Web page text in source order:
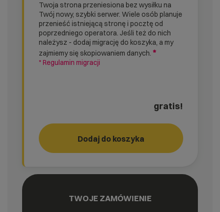
Twoja strona przeniesiona bez wysiłku na
Twój nowy, szybki serwer. Wiele osób planuje
przenieść istniejącą stronę i pocztę od
poprzedniego operatora. Jeśli też do nich
należysz - dodaj migrację do koszyka, a my
zajmiemy się skopiowaniem danych. *
* Regulamin migracji
gratis!
Dodaj do koszyka Przeniesienie
TWOJE ZAMÓWIENIE